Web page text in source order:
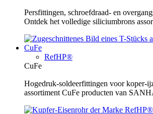
Persfittingen, schroefdraad- en
Ontdek het volledige siliciumbrons
CuFe
RefHP®
CuFe
Hogedruk-soldeerfittingen voor koper-
assortiment CuFe producten van